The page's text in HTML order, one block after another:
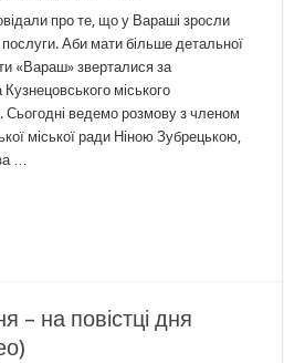
про те, що у Вараші зросли
Аби мати більше детальної
«Вараш» зверталися за
міського
Сьогодні ведемо розмову з членом
міської ради Ніною Зубрецькою,
…
– на повістці дня